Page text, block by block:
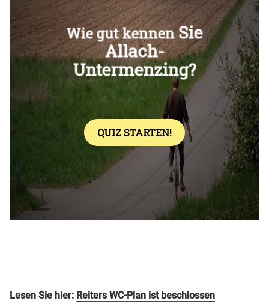
Überspringen
Lesen Sie hier: Reiters WC-Plan ist beschlossen